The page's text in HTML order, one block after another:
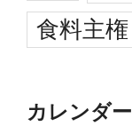
食料主権
カレンダー